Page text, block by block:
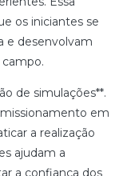
os iniciantes se
e desenvolvam
campo.
de simulações**.
em
a realização
ajudam a
a confiança dos